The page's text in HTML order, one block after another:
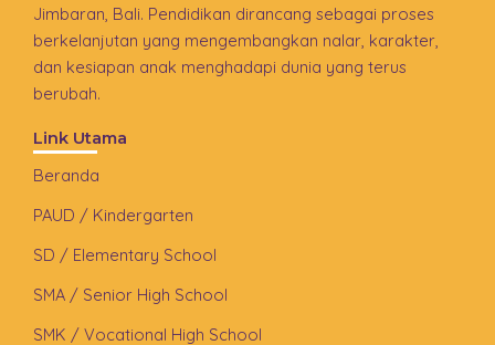
Jimbaran, Bali. Pendidikan dirancang sebagai proses
berkelanjutan yang mengembangkan nalar, karakter,
dan kesiapan anak menghadapi dunia yang terus
berubah.
Link Utama
Beranda
PAUD / Kindergarten
SD / Elementary School
SMA / Senior High School
SMK / Vocational High School